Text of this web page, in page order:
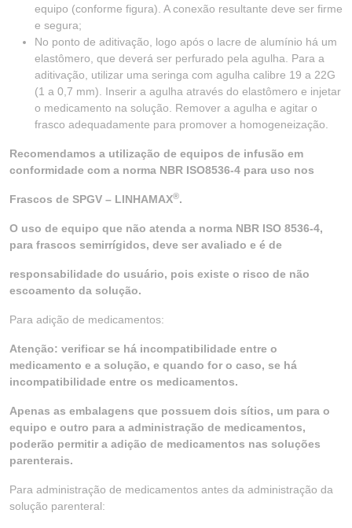
equipo (conforme figura). A conexão resultante deve ser firme
e segura;
No ponto de aditivação, logo após o lacre de alumínio há um
elastômero, que deverá ser perfurado pela agulha. Para a
aditivação, utilizar uma seringa com agulha calibre 19 a 22G
(1 a 0,7 mm). Inserir a agulha através do elastômero e injetar
o medicamento na solução. Remover a agulha e agitar o
frasco adequadamente para promover a homogeneização.
Recomendamos a utilização de equipos de infusão em
conformidade com a norma NBR ISO8536-4 para uso nos
Frascos de SPGV – LINHAMAX®.
O uso de equipo que não atenda a norma NBR ISO 8536-4,
para frascos semirrígidos, deve ser avaliado e é de
responsabilidade do usuário, pois existe o risco de não
escoamento da solução.
Para adição de medicamentos:
Atenção: verificar se há incompatibilidade entre o
medicamento e a solução, e quando for o caso, se há
incompatibilidade entre os medicamentos.
Apenas as embalagens que possuem dois sítios, um para o
equipo e outro para a administração de medicamentos,
poderão permitir a adição de medicamentos nas soluções
parenterais.
Para administração de medicamentos antes da administração da
solução parenteral: